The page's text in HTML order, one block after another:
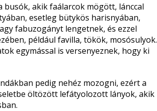
akik faálarcok mögött, lánccal
esetleg bütykös harisnyában,
fabuzogányt lengetnek, és ezzel
például favilla, tökök, mosósulyok.
egymással is versenyeznek, hogy ki
pedig nehéz mozogni, ezért a
öltözött lefátyolozott lányok, akik